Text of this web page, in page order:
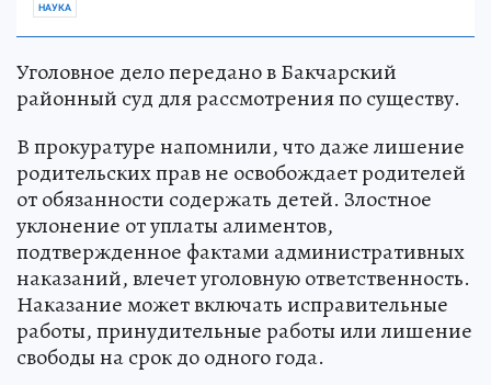
НАУКА
Уголовное дело передано в Бакчарский
районный суд для рассмотрения по существу.
В прокуратуре напомнили, что даже лишение
родительских прав не освобождает родителей
от обязанности содержать детей. Злостное
уклонение от уплаты алиментов,
подтвержденное фактами административных
наказаний, влечет уголовную ответственность.
Наказание может включать исправительные
работы, принудительные работы или лишение
свободы на срок до одного года.